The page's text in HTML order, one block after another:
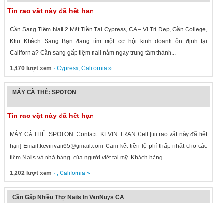
Tin rao vặt này đã hết hạn
Cần Sang Tiệm Nail 2 Mặt Tiền Tại Cypress, CA – Vị Trí Đẹp, Gần College,
Khu Khách Sang Bạn đang tìm một cơ hội kinh doanh ổn định tại
California? Cần sang gấp tiệm nail nằm ngay trung tâm thành...
1,470 lượt xem · Cypress, California»
MÁY CÀ THẺ: SPOTON
Tin rao vặt này đã hết hạn
MÁY CÀ THẺ: SPOTON Contact: KEVIN TRAN Cell:[tin rao vặt này đã hết
hạn] Email:kevinvan65@gmail.com Cam kết tiền lệ phí thấp nhất cho các
tiệm Nails và nhà hàng của người việt tại mỹ. Khách hàng...
1,202 lượt xem · , California»
Cần Gấp Nhiều Thợ Nails In VanNuys CA